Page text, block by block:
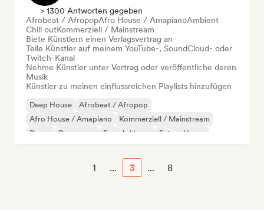
> 1300 Antworten gegeben
Afrobeat / AfropopAfro House / AmapianoAmbient
Chill outKommerziell / Mainstream
Biete Künstlern einen Verlagsvertrag an
Teile Künstler auf meinem YouTube-, SoundCloud- oder
Twitch-Kanal
Nehme Künstler unter Vertrag oder veröffentliche deren
Musik
Künstler zu meinen einflussreichen Playlists hinzufügen
Deep House
Afrobeat / Afropop
Afro House / Amapiano
Kommerziell / Mainstream
Dance
Dance pop French-House Future House
1 ... 3 ... 8